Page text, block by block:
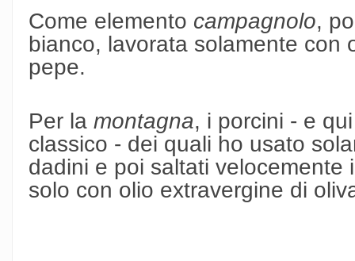
Come elemento campagnolo,
bianco, lavorata solamente con
pepe.
Per la montagna, i porcini - e
classico - dei quali ho usato
dadini e poi saltati
solo con olio extravergine di